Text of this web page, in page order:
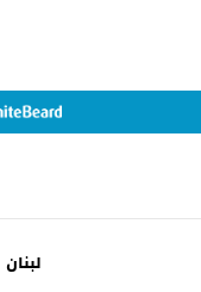
لبنان